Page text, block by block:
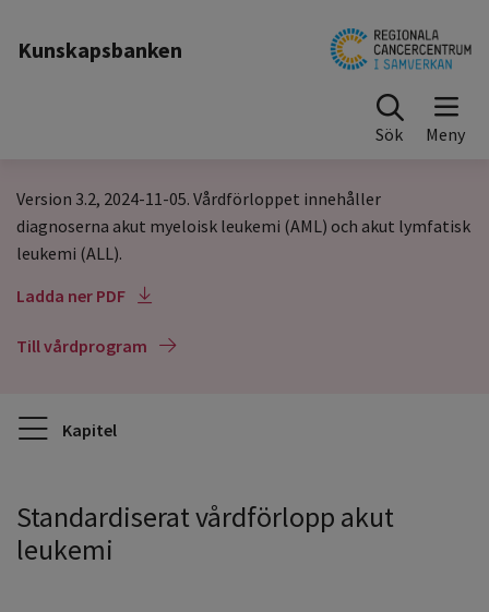
Kunskapsbanken
Sök
Version 3.2, 2024-11-05. Vårdförloppet innehåller
diagnoserna akut myeloisk leukemi (AML) och akut lymfatisk
leukemi (ALL).
Ladda ner PDF
Till vårdprogram
Kapitel
Standardiserat vårdförlopp akut
leukemi